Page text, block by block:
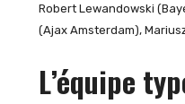
Robert Lewandowski
(Ajax Amsterdam),
L’équipe